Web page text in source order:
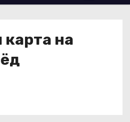
на